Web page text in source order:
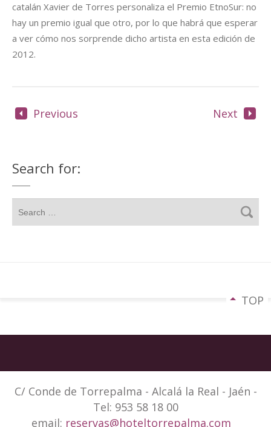
catalán Xavier de Torres personaliza el Premio EtnoSur: no
hay un premio igual que otro, por lo que habrá que esperar
a ver cómo nos sorprende dicho artista en esta edición de
2012.
Previous Next
Search for:
TOP
C/ Conde de Torrepalma - Alcalá la Real - Jaén -
Tel: 953 58 18 00
email: reservas@hoteltorrepalma.com